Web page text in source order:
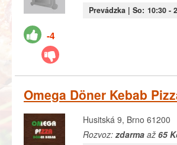
-4
Prevádzka | So: 10:30-
Omega Döner Kebab
Husitská 9, Brno 61200
Rozvoz:zdarmaaž 65